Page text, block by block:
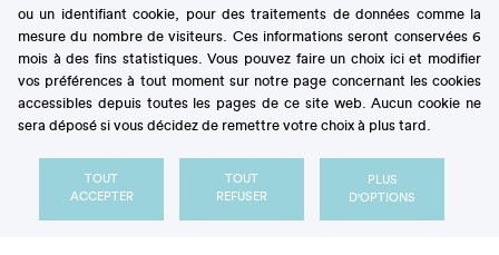
étincelantes, musique, théâtre,..., les fêtes
vénitiennes sont célèbres dans toute l’Europe. Les
banquets et festins n’ont pas leur pareil : pour
l’élection du Doge, le pain est doré à l’or fin de même
que les huîtres ou les bougies, les invités repartent
de fleurs.
ou un identifiant cookie, pour des traitements de données comme la
mesure du nombre de visiteurs. Ces informations seront conservées 6
mois à des fins statistiques. Vous pouvez faire un choix ici et modifier
vos préférences à tout moment sur notre page concernant les cookies
accessibles depuis toutes les pages de ce site web. Aucun cookie ne
sera déposé si vous décidez de remettre votre choix à plus tard.
TOUT
ACCEPTER
TOUT
REFUSER
PLUS
D'OPTIONS